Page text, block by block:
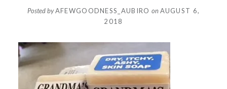
Posted byAFEWGOODNESS_AUBIRO onAUGUST 6,
2018